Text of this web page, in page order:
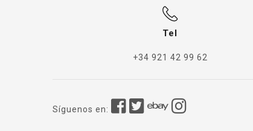
Tel
+34 921 42 99 62
Síguenos en: